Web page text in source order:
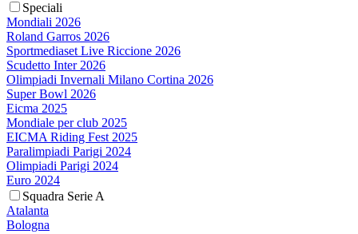
Speciali
Mondiali 2026
Roland Garros 2026
Sportmediaset Live Riccione 2026
Scudetto Inter 2026
Olimpiadi Invernali Milano Cortina 2026
Super Bowl 2026
Eicma 2025
Mondiale per club 2025
EICMA Riding Fest 2025
Paralimpiadi Parigi 2024
Olimpiadi Parigi 2024
Euro 2024
Squadra Serie A
Atalanta
Bologna